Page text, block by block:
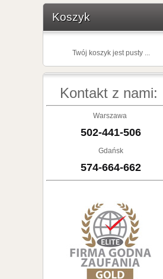
Koszyk
Twój koszyk jest pusty ...
Kontakt z nami:
Warszawa
502-441-506
Gdańsk
574-664-662